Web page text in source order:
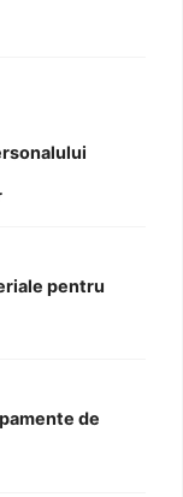
pentru
de